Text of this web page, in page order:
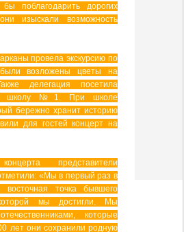
поблагодарить дорогих
изыскали возможность
провела экскурсию по
были возложены цветы на
делегация посетила
школу №1. При школе
бережно хранит историю
для гостей концерт на
представители
«Мы в первый раз в
точка бывшего
мы достигли. Мы
которые
лет они сохранили родную